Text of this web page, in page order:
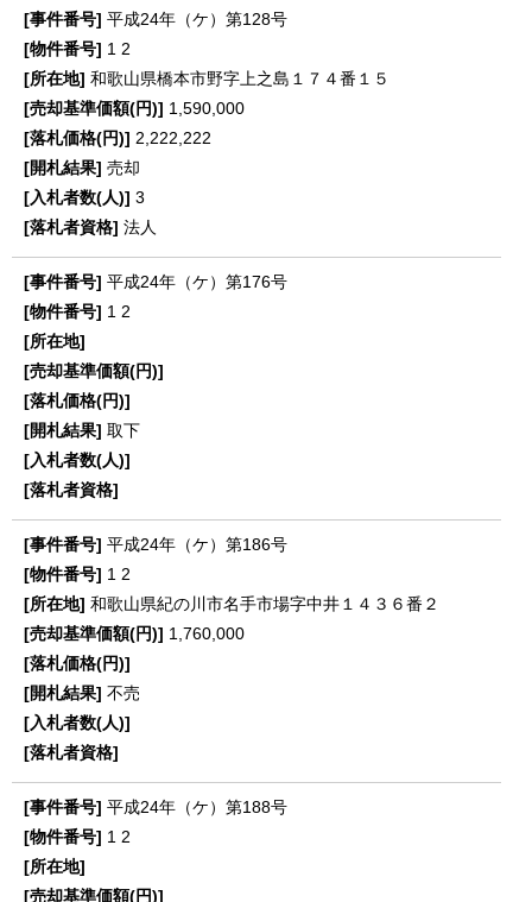
平成24年（ケ）第128号
1 2
和歌山県橋本市野字上之島１７４番１５
1,590,000
2,222,222
売却
3
法人
平成24年（ケ）第176号
1 2
取下
平成24年（ケ）第186号
1 2
和歌山県紀の川市名手市場字中井１４３６番２
1,760,000
不売
平成24年（ケ）第188号
1 2